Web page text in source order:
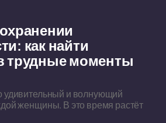
как найти
трудные моменты
удивительный и волнующий
женщины. В это время растёт